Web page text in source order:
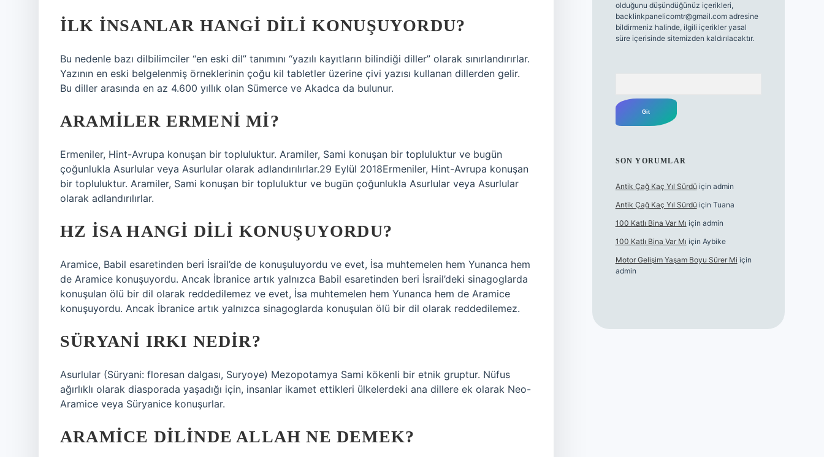
İLK INSANLAR HANGI DILI KONUŞUYORDU?
Bu nedenle bazı dilbilimciler “en eski dil” tanımını “yazılı kayıtların bilindiği diller” olarak sınırlandırırlar.
Yazının en eski belgelenmiş örneklerinin çoğu kil tabletler üzerine çivi yazısı kullanan dillerden gelir.
Bu diller arasında en az 4.600 yıllık olan Sümerce ve Akadca da bulunur.
ARAMILER ERMENI MI?
Ermeniler, Hint-Avrupa konuşan bir topluluktur. Aramiler, Sami konuşan bir topluluktur ve bugün
çoğunlukla Asurlular veya Asurlular olarak adlandırılırlar.29 Eylül 2018Ermeniler, Hint-Avrupa konuşan
bir topluluktur. Aramiler, Sami konuşan bir topluluktur ve bugün çoğunlukla Asurlular veya Asurlular
olarak adlandırılırlar.
HZ İSA HANGI DILI KONUŞUYORDU?
Aramice, Babil esaretinden beri İsrail’de de konuşuluyordu ve evet, İsa muhtemelen hem Yunanca hem
de Aramice konuşuyordu. Ancak İbranice artık yalnızca Babil esaretinden beri İsrail’deki sinagoglarda
konuşulan ölü bir dil olarak reddedilemez ve evet, İsa muhtemelen hem Yunanca hem de Aramice
konuşuyordu. Ancak İbranice artık yalnızca sinagoglarda konuşulan ölü bir dil olarak reddedilemez.
SÜRYANI IRKI NEDIR?
Asurlular (Süryani: floresan dalgası, Suryoye) Mezopotamya Sami kökenli bir etnik gruptur. Nüfus
ağırlıklı olarak diasporada yaşadığı için, insanlar ikamet ettikleri ülkelerdeki ana dillere ek olarak Neo-
Aramice veya Süryanice konuşurlar.
ARAMICE DILINDE ALLAH NE DEMEK?
olduğunu düşündüğünüz içerikleri,
backlinkpanelicomtr@gmail.comadresine
bildirmeniz halinde, ilgili içerikler yasal
süre içerisinde sitemizden kaldırılacaktır.
SON YORUMLAR
Antik Çağ Kaç Yıl Sürdü için admin
Antik Çağ Kaç Yıl Sürdü için Tuana
100 Katlı Bina Var Mı için admin
100 Katlı Bina Var Mı için Aybike
Motor Gelişim Yaşam Boyu Sürer Mi için
admin